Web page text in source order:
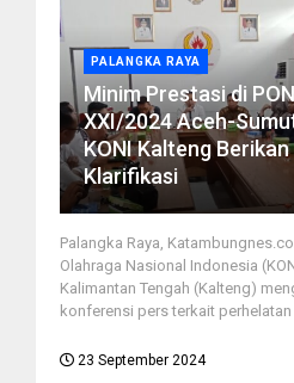
PALANGKA RAYA
Minim Prestasi di
XXI/2024 Aceh-
KONI Kalteng Berikan
Klarifikasi
Palangka Raya,
Olahraga Nasional Indonesia
Kalimantan Tengah (Kalteng)
konferensi pers terkait perhelatan
23 September 2024